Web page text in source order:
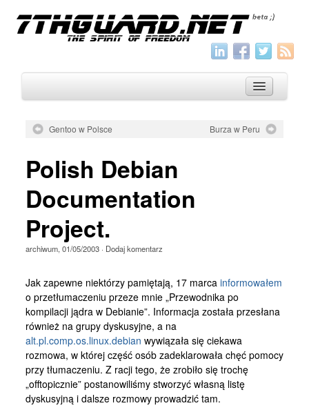
Archiwum
Wszystko
Aktualności
Artykuły
Jak pisać
Kontakt
Gentoo w Polsce Burza w Peru
Polish Debian
Documentation
Project.
archiwum, 01/05/2003· Dodaj komentarz
Jak zapewne niektórzy pamiętają, 17 marca informowałem
o przetłumaczeniu przeze mnie „Przewodnika po
kompilacji jądra w Debianie”. Informacja została przesłana
również na grupy dyskusyjne, a na
alt.pl.comp.os.linux.debian wywiązała się ciekawa
rozmowa, w której część osób zadeklarowała chęć pomocy
przy tłumaczeniu. Z racji tego, że zrobiło się trochę
„offtopicznie” postanowiliśmy stworzyć własną listę
dyskusyjną i dalsze rozmowy prowadzić tam.